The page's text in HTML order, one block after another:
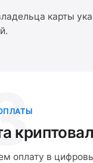
карты
оплату в